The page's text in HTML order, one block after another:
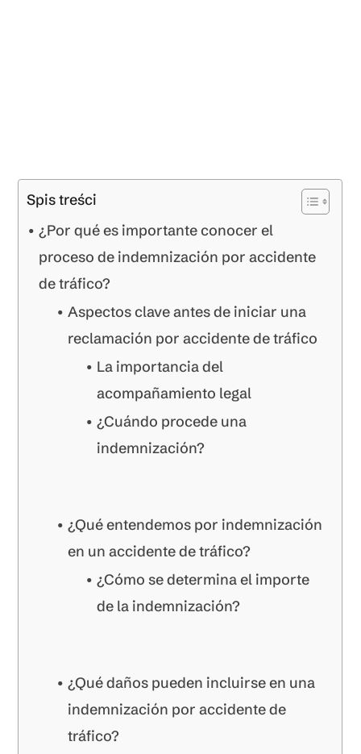
Spis treści
¿Por qué es importante conocer el
proceso de indemnización por accidente
de tráfico?
Aspectos clave antes de iniciar una
reclamación por accidente de tráfico
La importancia del
acompañamiento legal
¿Cuándo procede una
indemnización?
¿Qué entendemos por indemnización
en un accidente de tráfico?
¿Cómo se determina el importe
de la indemnización?
¿Qué daños pueden incluirse en una
indemnización por accidente de
tráfico?